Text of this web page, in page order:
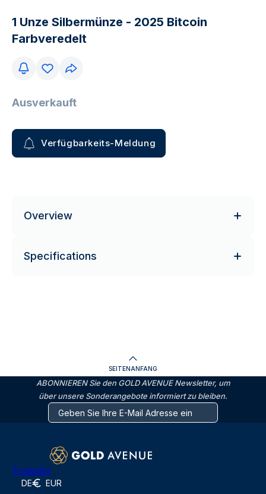
1 Unze Silbermünze - 2025 Bitcoin
Farbveredelt
Ausverkauft
Verfügbarkeits-Meldung
Overview
Specifications
SEITENANFANG
ABONNIEREN Sie den GOLD AVENUE Newsletter, um
über unsere Sonderangebote informiert zu bleiben.
Trustpilot
DE EUR